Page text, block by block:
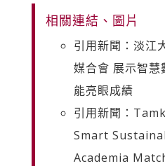
相關連結、圖片
引用新聞：淡江
媒合會 展示智慧
能亮眼成績
引用新聞：
Smart
Academia